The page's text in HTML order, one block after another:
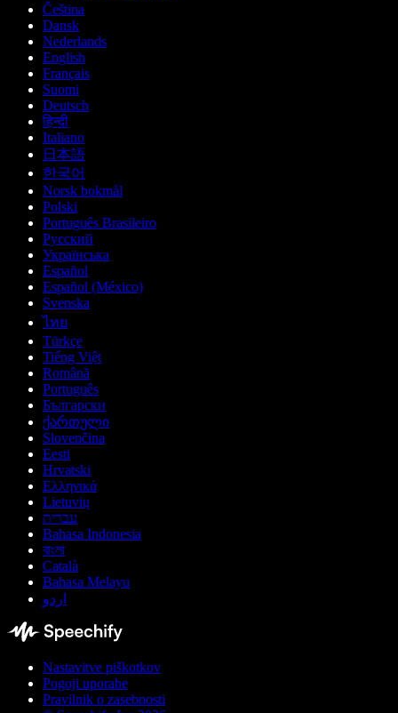
Čeština
Dansk
Nederlands
English
Français
Suomi
Deutsch
हिन्दी
Italiano
日本語
한국어
Norsk bokmål
Polski
Português Brasileiro
Русский
Українська
Español
Español (México)
Svenska
ไทย
Türkçe
Tiếng Việt
Română
Português
Български
ქართული
Slovenčina
Eesti
Hrvatski
Ελληνικά
Lietuvių
עברית
Bahasa Indonesia
বাংলা
Català
Bahasa Melayu
اردو
Nastavitve piškotkov
Pogoji uporabe
Pravilnik o zasebnosti